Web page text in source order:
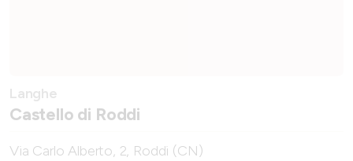
Langhe
Castello di Roddi
Via Carlo Alberto, 2, Roddi (CN)